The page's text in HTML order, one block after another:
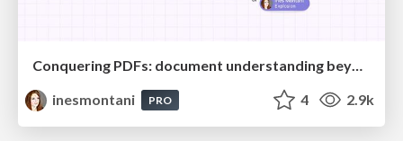
inesmontani
PRO 4 2.9k